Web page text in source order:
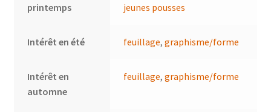
printemps
jeunes pousses
Intérêt en été feuillage,graphisme/forme
Intérêt en
automne
feuillage,graphisme/forme